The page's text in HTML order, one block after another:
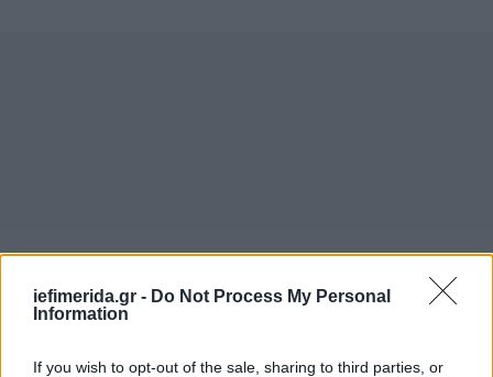
iefimerida.gr - Do Not Process My Personal
Information
If you wish to opt-out of the sale, sharing to third parties, or